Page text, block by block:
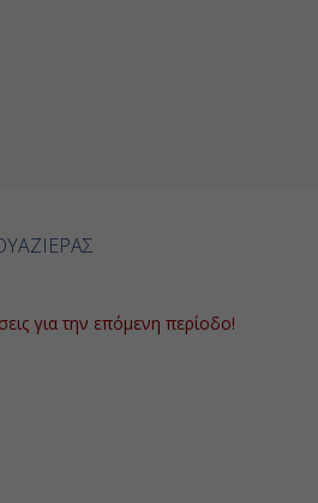
17:00
για την επόμενη περίοδο!